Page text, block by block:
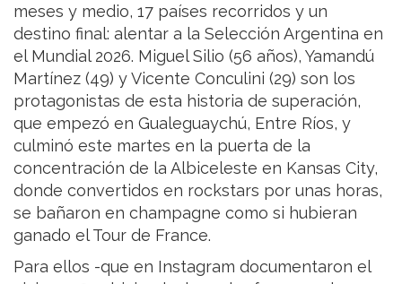
meses y medio, 17 países recorridos y un
destino final: alentar a la Selección Argentina en
el Mundial 2026. Miguel Silio (56 años), Yamandú
Martínez (49) y Vicente Conculini (29) son los
protagonistas de esta historia de superación,
que empezó en Gualeguaychú, Entre Ríos, y
culminó este martes en la puerta de la
concentración de la Albiceleste en Kansas City,
donde convertidos en rockstars por unas horas,
se bañaron en champagne como si hubieran
ganado el Tour de France.
Para ellos -que en Instagram documentaron el